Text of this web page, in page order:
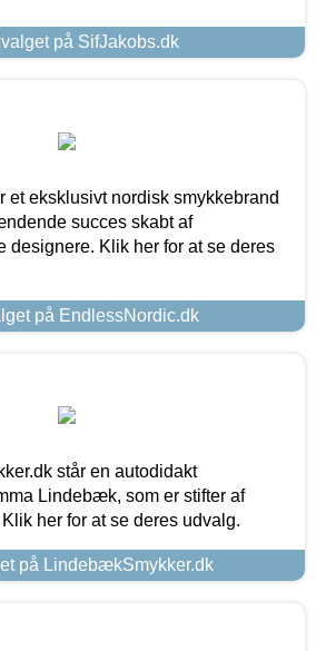
på SifJakobs.dk
et eksklusivt nordisk smykkebrand
succes skabt af
designere. Klik her for at se deres
på EndlessNordic.dk
står en autodidakt
Lindebæk, som er stifter af
her for at se deres udvalg.
på LindebækSmykker.dk